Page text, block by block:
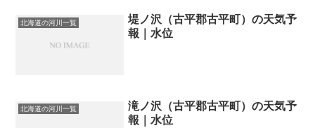
北海道の河川一覧
堤ノ沢（古平郡古平町）の天気予
報｜水位
北海道の河川一覧
滝ノ沢（古平郡古平町）の天気予
報｜水位